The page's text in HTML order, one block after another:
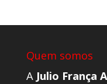
Quem somos
A Julio França